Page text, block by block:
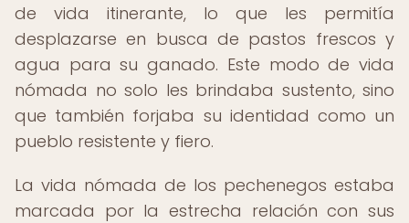
de vida itinerante, lo que les permitía
desplazarse en busca de pastos frescos y
agua para su ganado. Este modo de vida
nómada no solo les brindaba sustento, sino
que también forjaba su identidad como un
pueblo resistente y fiero.
La vida nómada de los pechenegos estaba
marcada por la estrecha relación con sus